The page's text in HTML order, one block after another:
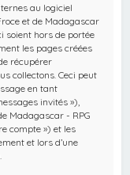
au logiciel
et de Madagascar
soient hors de portée
les pages créées
récupérer
collectons. Ceci peut
en tant
invités »),
Madagascar - RPG
compte ») et les
et lors d’une